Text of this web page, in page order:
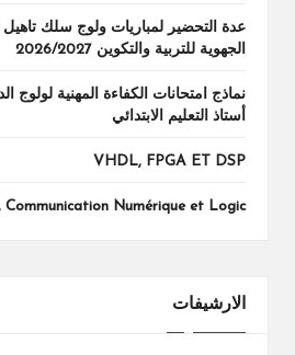
عدة التحضير لمباريات ولوج سلك تاهيل
الجهوية للتربية والتكوين 2026/2027
نماذج امتحانات الكفاءة المهنية لولوج
أستاذ التعليم الابتدائي
VHDL, FPGA ET DSP
Communication Numérique et Logic
الارشيفات